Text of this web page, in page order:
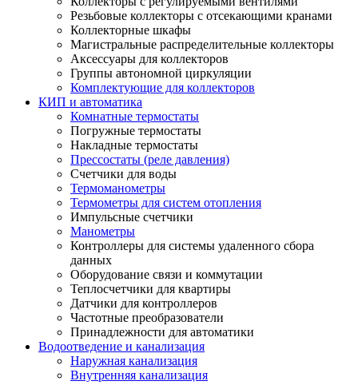
Резьбовые коллекторы с отсекающими кранами
Коллекторные шкафы
Магистральные распределительные коллекторы
Аксессуары для коллекторов
Группы автономной циркуляции
Комплектующие для коллекторов
КИП и автоматика
Комнатные термостаты
Погружные термостаты
Накладные термостаты
Прессостаты (реле давления)
Счетчики для воды
Термоманометры
Термометры для систем отопления
Импульсные счетчики
Манометры
Контроллеры для системы удаленного сбора
данных
Оборудование связи и коммутации
Теплосчетчики для квартиры
Датчики для контроллеров
Частотные преобразователи
Принадлежности для автоматики
Водоотведение и канализация
Наружная канализация
Внутренняя канализация